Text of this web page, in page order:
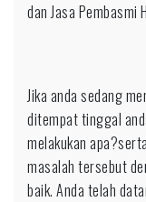
dan Jasa Pembasmi
Jika anda sedang
ditempat tinggal
melakukan
masalah tersebut
baik. Anda telah